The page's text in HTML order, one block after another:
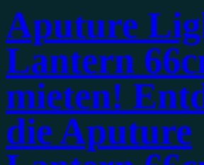
Aputure
Lantern
mieten!
die Aputure